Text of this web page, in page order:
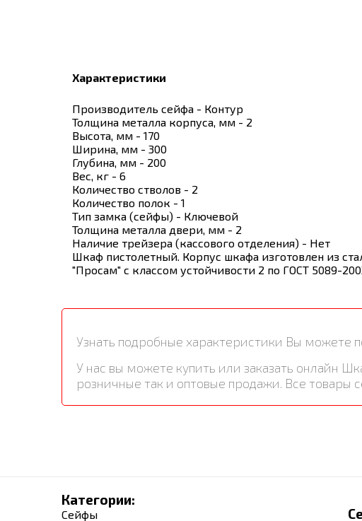
Характеристики
Производитель сейфа - Контур
Толщина металла корпуса, мм - 2
Высота, мм - 170
Ширина, мм - 300
Глубина, мм - 200
Вес, кг - 6
Количество стволов - 2
Количество полок - 1
Тип замка (сейфы) - Ключевой
Толщина металла двери, мм - 2
Наличие трейзера (кассового отделения) - Нет
Шкаф пистолетный. Корпус шкафа изготовлен из
"Просам" с классом устойчивости 2 по ГОСТ 5089-
Узнать подробные характеристики Вы можете
У нас вы можете купить или заказать онлайн
розничные так и оптовые продажи. Все товары
Категории:
Сейфы